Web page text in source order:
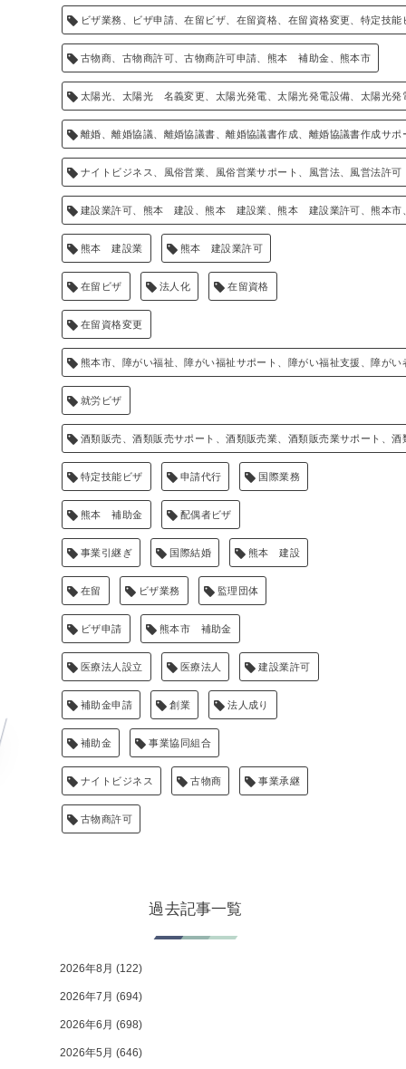
ビザ業務、ビザ申請、在留ビザ、在留資格、在留資格変更、特定技能
古物商、古物商許可、古物商許可申請、熊本 補助金、熊本市
太陽光、太陽光 名義変更、太陽光発電、太陽光発電設備、太陽光
離婚、離婚協議、離婚協議書、離婚協議書作成、離婚協議書作成サポ
ナイトビジネス、風俗営業、風俗営業サポート、風営法、風営法許可
建設業許可、熊本 建設、熊本 建設業、熊本 建設業許可、熊本市
熊本 建設業 熊本 建設業許可
在留ビザ 法人化 在留資格
在留資格変更
熊本市、障がい福祉、障がい福祉サポート、障がい福祉支援、障がい
就労ビザ
酒類販売、酒類販売サポート、酒類販売業、酒類販売業サポート、
特定技能ビザ 申請代行 国際業務
熊本 補助金 配偶者ビザ
事業引継ぎ 国際結婚 熊本 建設
在留 ビザ業務 監理団体
ビザ申請 熊本市 補助金
医療法人設立 医療法人 建設業許可
補助金申請 創業 法人成り
補助金 事業協同組合
ナイトビジネス 古物商 事業承継
古物商許可
過去記事一覧
2026年8月 (122)
2026年7月 (694)
2026年6月 (698)
2026年5月 (646)